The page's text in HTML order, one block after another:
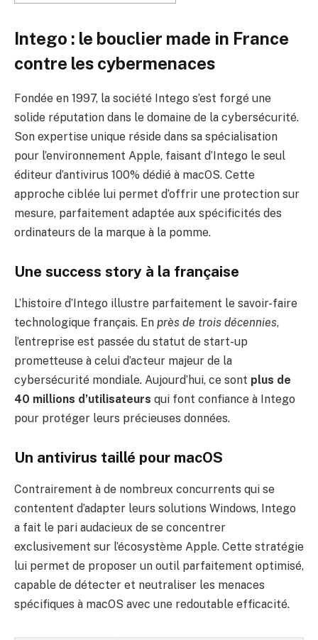
Intego : le bouclier made in France
contre les cybermenaces
Fondée en 1997, la société Intego s’est forgé une
solide réputation dans le domaine de la cybersécurité.
Son expertise unique réside dans sa spécialisation
pour l’environnement Apple, faisant d’Intego le seul
éditeur d’antivirus 100% dédié à macOS. Cette
approche ciblée lui permet d’offrir une protection sur
mesure, parfaitement adaptée aux spécificités des
ordinateurs de la marque à la pomme.
Une success story à la française
L’histoire d’Intego illustre parfaitement le savoir-faire
technologique français. En près de trois décennies,
l’entreprise est passée du statut de start-up
prometteuse à celui d’acteur majeur de la
cybersécurité mondiale. Aujourd’hui, ce sont plus de
40 millions d’utilisateurs qui font confiance à Intego
pour protéger leurs précieuses données.
Un antivirus taillé pour macOS
Contrairement à de nombreux concurrents qui se
contentent d’adapter leurs solutions Windows, Intego
a fait le pari audacieux de se concentrer
exclusivement sur l’écosystème Apple. Cette stratégie
lui permet de proposer un outil parfaitement optimisé,
capable de détecter et neutraliser les menaces
spécifiques à macOS avec une redoutable efficacité.